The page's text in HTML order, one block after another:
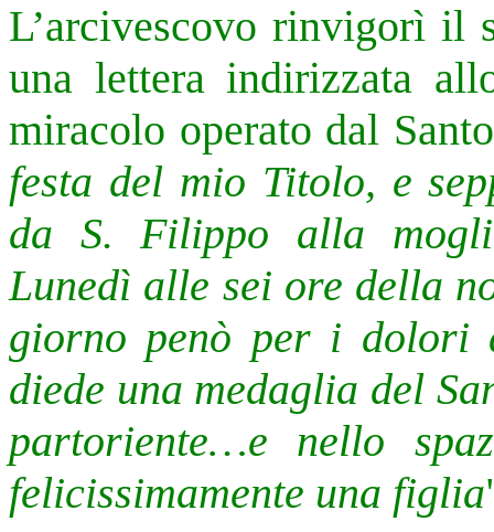
L’arcivescovo rinvigorì il
una lettera indirizzata
miracolo operato dal
festa del mio Titolo, e
da S. Filippo alla
Lunedì alle sei ore della
giorno penò per i dolori
diede una medaglia del
partoriente…e nello
felicissimamente una figlia